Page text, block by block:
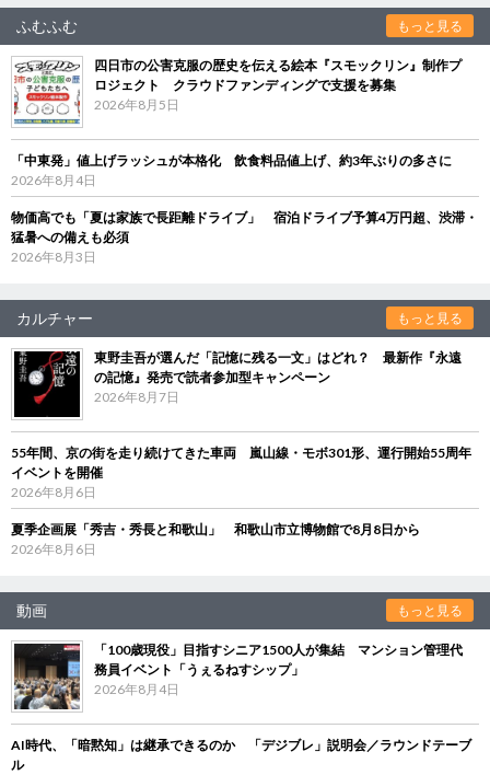
ふむふむ もっと見る
四日市の公害克服の歴史を伝える絵本『スモックリン』制作プ
ロジェクト クラウドファンディングで支援を募集
2026年8月5日
「中東発」値上げラッシュが本格化 飲食料品値上げ、約3年ぶりの多さに
2026年8月4日
物価高でも「夏は家族で長距離ドライブ」 宿泊ドライブ予算4万円超、渋滞・
猛暑への備えも必須
2026年8月3日
カルチャー もっと見る
東野圭吾が選んだ「記憶に残る一文」はどれ？ 最新作『永遠
の記憶』発売で読者参加型キャンペーン
2026年8月7日
55年間、京の街を走り続けてきた車両 嵐山線・モボ301形、運行開始55周年
イベントを開催
2026年8月6日
夏季企画展「秀吉・秀長と和歌山」 和歌山市立博物館で8月8日から
2026年8月6日
動画 もっと見る
「100歳現役」目指すシニア1500人が集結 マンション管理代
務員イベント「うぇるねすシップ」
2026年8月4日
AI時代、「暗黙知」は継承できるのか 「デジブレ」説明会／ラウンドテーブ
ル